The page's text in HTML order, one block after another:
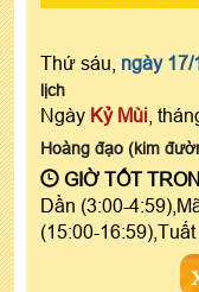
Thứ sáu, ngày 17/
lịch
Ngày Kỷ Mùi ,
Hoàng đạo (kim
GIỜ TỐT
Dần (3:00-
(15:00-